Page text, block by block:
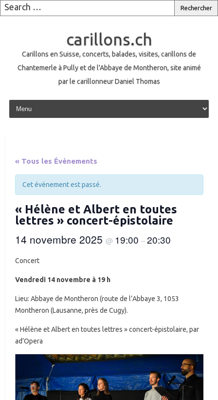
carillons.ch
Carillons en Suisse, concerts, balades, visites, carillons de
Chantemerle à Pully et de l'Abbaye de Montheron, site animé
par le carillonneur Daniel Thomas
Skip to content
« Tous les Évènements
Cet évènement est passé.
« Hélène et Albert en toutes
lettres » concert-épistolaire
14 novembre 2025 @ 19:00 –20:30
Concert
Vendredi 14 novembre à 19 h
Lieu: Abbaye de Montheron (route de l’Abbaye 3, 1053
Montheron (Lausanne, près de Cugy).
« Hélène et Albert en toutes lettres » concert-épistolaire, par
ad’Opera